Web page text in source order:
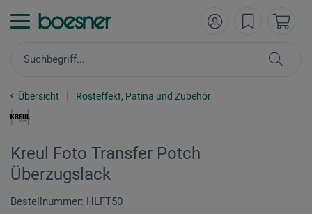
Übersicht Rosteffekt, Patina und Zubehör
Kreul Foto Transfer Potch
Überzugslack
Bestellnummer: HLFT50